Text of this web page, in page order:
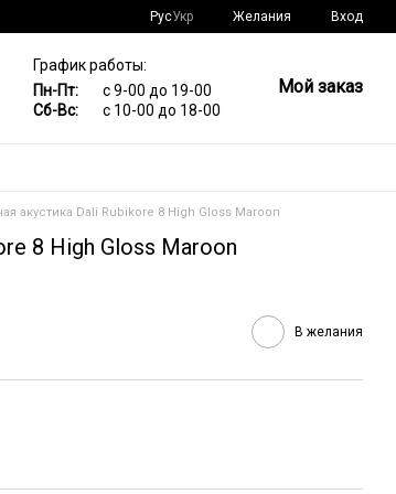
РусУкр Желания Вход
График работы:
Пн-Пт:
с 9-00 до 19-00
Сб-Вс:
с 10-00 до 18-00
Мой заказ
акустика Dali Rubikore 8 High Gloss Maroon
8 High Gloss Maroon
В желания